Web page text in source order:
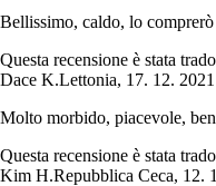
Bellissimo, caldo, lo
Questa recensione è stata
Dace K.Lettonia, 17. 12. 2021
Molto morbido, piacevole,
Questa recensione è stata
Kim H.Repubblica Ceca, 12.